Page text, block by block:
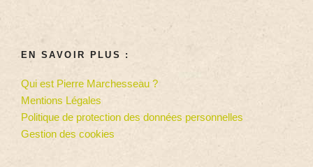
EN SAVOIR PLUS :
Qui est Pierre Marchesseau ?
Mentions Légales
Politique de protection des données personnelles
Gestion des cookies